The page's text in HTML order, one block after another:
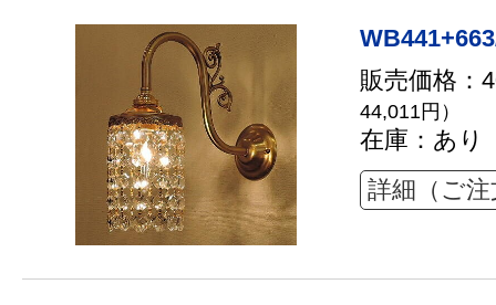
販売価格：
44,011円）
在庫：あり
詳細（ご